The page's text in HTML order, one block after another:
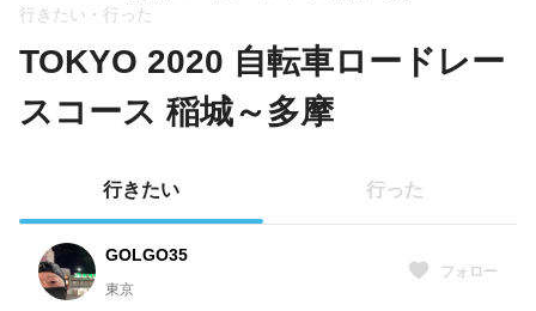
行きたい・行った
TOKYO 2020 自転車ロードレー
スコース 稲城～多摩
行きたい 行った
GOLGO35
東京
フォロー